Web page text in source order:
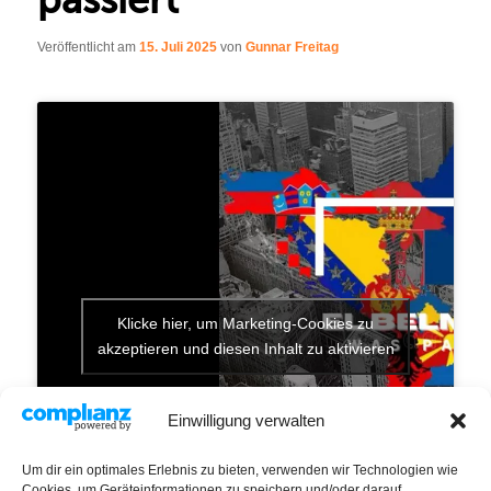
Einwilligung verwalten
Um dir ein optimales Erlebnis zu bieten, verwenden wir Technologien wie
Veröffentlicht am15. Juli 2025 vonGunnar Freitag
Klicke hier, um Marketing-Cookies zu
akzeptieren und diesen Inhalt zu aktivieren